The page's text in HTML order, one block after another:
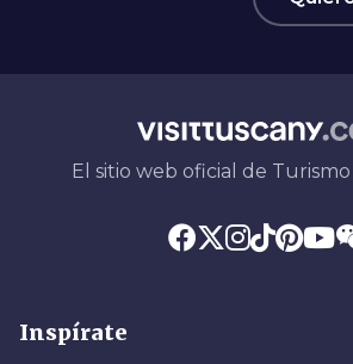
El sitio web oficial de
Inspírate